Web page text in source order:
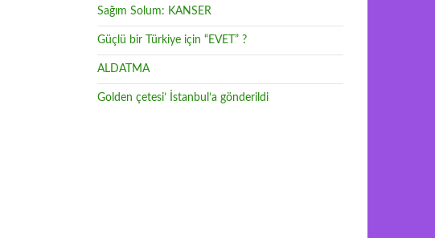
Sağım Solum: KANSER
Güçlü bir Türkiye için “EVET” ?
ALDATMA
Golden çetesi’ İstanbul’a gönderildi